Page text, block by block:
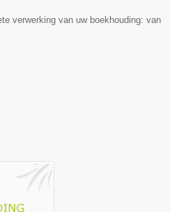
verwerking van uw boekhouding: van